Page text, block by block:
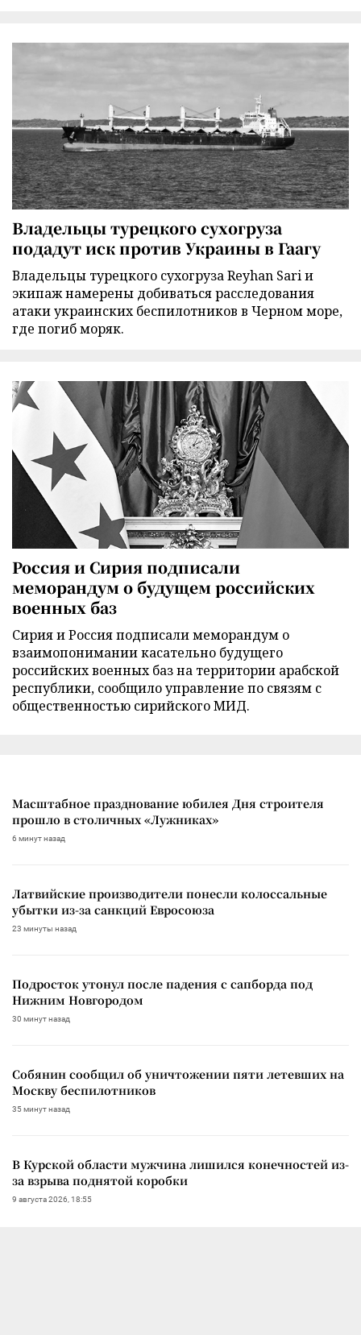
Владельцы турецкого сухогруза
подадут иск против Украины в Гаагу
Владельцы турецкого сухогруза Reyhan Sari и
экипаж намерены добиваться расследования
атаки украинских беспилотников в Черном море,
где погиб моряк.
Россия и Сирия подписали
меморандум о будущем российских
военных баз
Сирия и Россия подписали меморандум о
взаимопонимании касательно будущего
российских военных баз на территории арабской
республики, сообщило управление по связям с
общественностью сирийского МИД.
Масштабное празднование юбилея Дня строителя
прошло в столичных «Лужниках»
6 минут назад
Латвийские производители понесли колоссальные
убытки из-за санкций Евросоюза
23 минуты назад
Подросток утонул после падения с сапборда под
Нижним Новгородом
30 минут назад
Собянин сообщил об уничтожении пяти летевших на
Москву беспилотников
35 минут назад
В Курской области мужчина лишился конечностей из-
за взрыва поднятой коробки
9 августа 2026, 18:55